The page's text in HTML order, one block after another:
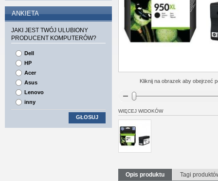
Kliknij na obrazek aby obejrzeć
WIĘCEJ WIDOKÓW
Opis produktu Tagi
ANKIETA
JAKI JEST TWÓJ ULUBIONY
PRODUCENT KOMPUTERÓW?
Dell
HP
Acer
Asus
Lenovo
inny
GŁOSUJ